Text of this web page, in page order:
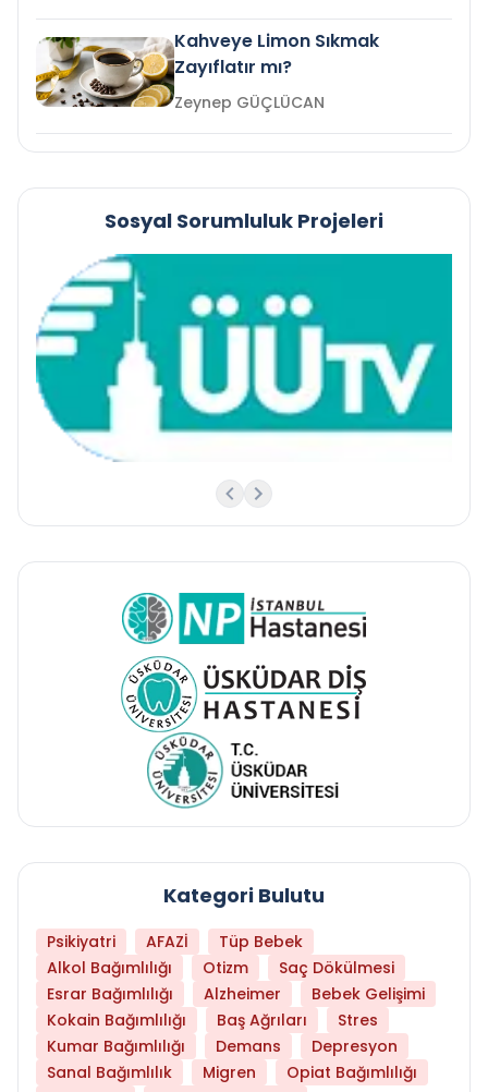
Kahveye Limon Sıkmak
Zayıflatır mı?
Zeynep GÜÇLÜCAN
Sosyal Sorumluluk Projeleri
Kategori Bulutu
Psikiyatri AFAZİ
Tüp Bebek
Alkol Bağımlılığı
Otizm
Saç Dökülmesi
Esrar Bağımlılığı
Alzheimer
Bebek Gelişimi
Kokain Bağımlılığı
Baş Ağrıları
Stres
Kumar Bağımlılığı
Demans
Depresyon
Sanal Bağımlılık
Migren
Opiat Bağımlılığı